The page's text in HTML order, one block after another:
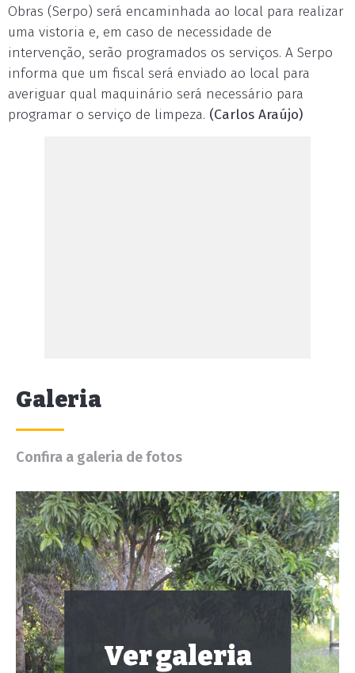
Obras (Serpo) será encaminhada ao local para realizar
uma vistoria e, em caso de necessidade de
intervenção, serão programados os serviços. A Serpo
informa que um fiscal será enviado ao local para
averiguar qual maquinário será necessário para
programar o serviço de limpeza. (Carlos Araújo)
Galeria
Confira a galeria de fotos
Ver galeria